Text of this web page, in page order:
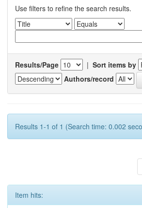
Use filters to refine the search results.
Results/Page | Sort items by
Authors/record
Results 1-1 of 1 (Search time: 0.002
Item hits: